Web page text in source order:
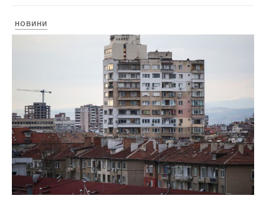
НОВИНИ